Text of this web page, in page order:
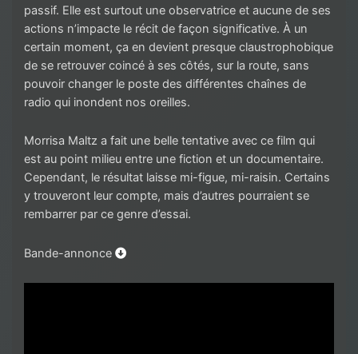
passif. Elle est surtout une observatrice et aucune de ses
actions n’impacte le récit de façon significative. À un
certain moment, ça en devient presque claustrophobique
de se retrouver coincé à ses côtés, sur la route, sans
pouvoir changer le poste des différentes chaînes de
radio qui inondent nos oreilles.
Morrisa Maltz a fait une belle tentative avec ce film qui
est au point milieu entre une fiction et un documentaire.
Cependant, le résultat laisse mi-figue, mi-raisin. Certains
y trouveront leur compte, mais d’autres pourraient se
rembarrer par ce genre d’essai.
Bande-annonce